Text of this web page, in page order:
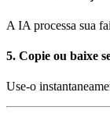
A IA processa sua
5. Copie ou baixe
Use-o